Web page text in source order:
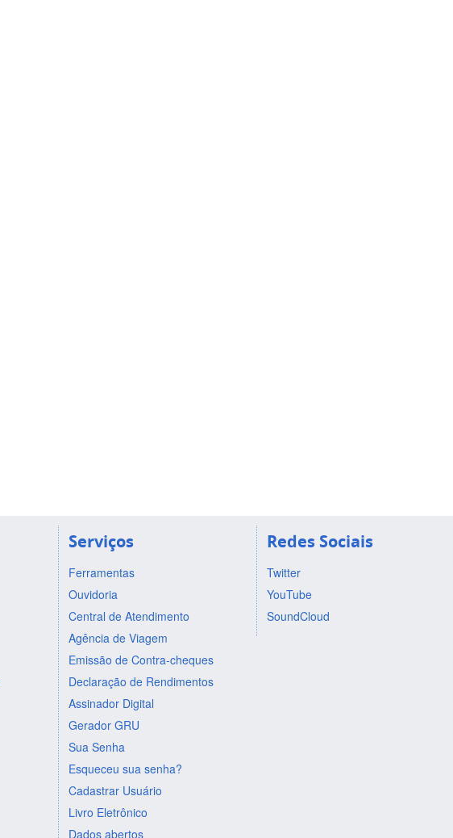
Serviços
Ferramentas
Ouvidoria
Central de Atendimento
Agência de Viagem
Emissão de Contra-cheques
Declaração de Rendimentos
Assinador Digital
Gerador GRU
Sua Senha
Esqueceu sua senha?
Cadastrar Usuário
Livro Eletrônico
Dados abertos
Redes Sociais
Twitter
YouTube
SoundCloud